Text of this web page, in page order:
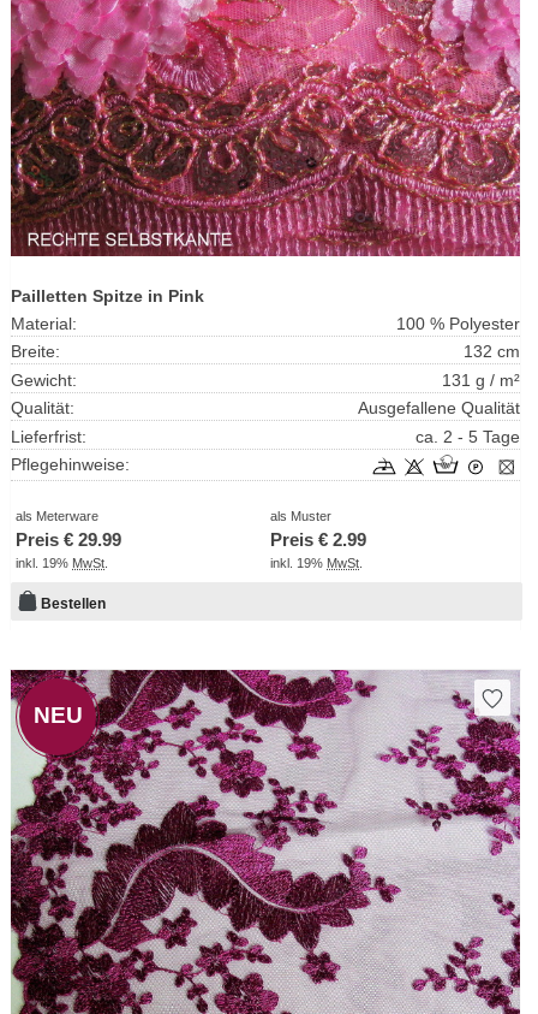
Pailletten Spitze in Pink
Material:
100 % Polyester
Breite:
132 cm
Gewicht:
131 g / m²
Qualität:
Ausgefallene Qualität
Lieferfrist:
ca. 2 - 5 Tage
Pflegehinweise:
als Meterware
Preis € 29.99
inkl. 19% MwSt
als Muster
Preis €2.99
inkl. 19% MwSt
Bestellen
NEU